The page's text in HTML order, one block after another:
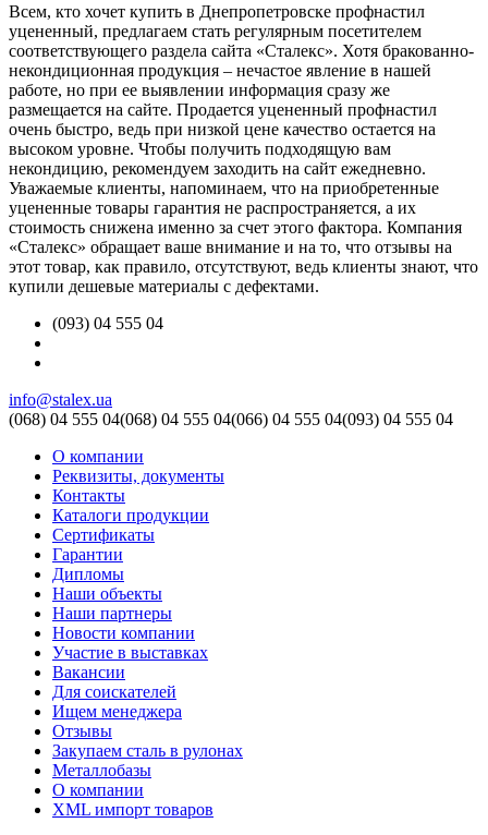
Всем, кто хочет купить в Днепропетровске профнастил
уцененный, предлагаем стать регулярным посетителем
соответствующего раздела сайта «Сталекс». Хотя бракованно-
некондиционная продукция – нечастое явление в нашей
работе, но при ее выявлении информация сразу же
размещается на сайте. Продается уцененный профнастил
очень быстро, ведь при низкой цене качество остается на
высоком уровне. Чтобы получить подходящую вам
некондицию, рекомендуем заходить на сайт ежедневно.
Уважаемые клиенты, напоминаем, что на приобретенные
уцененные товары гарантия не распространяется, а их
стоимость снижена именно за счет этого фактора. Компания
«Сталекс» обращает ваше внимание и на то, что отзывы на
этот товар, как правило, отсутствуют, ведь клиенты знают, что
купили дешевые материалы с дефектами.
(093) 04 555 04
info@stalex.ua
(068) 04 555 04(068) 04 555 04(066) 04 555 04(093) 04 555 04
О компании
Реквизиты, документы
Контакты
Каталоги продукции
Сертификаты
Гарантии
Дипломы
Наши объекты
Наши партнеры
Новости компании
Участие в выставках
Вакансии
Для соискателей
Ищем менеджера
Отзывы
Закупаем сталь в рулонах
Металлобазы
О компании
XML импорт товаров